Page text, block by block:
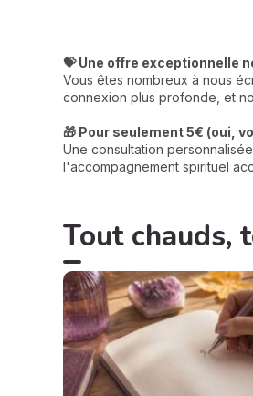
💝 Une offre exceptionnelle
Vous êtes nombreux à nous
connexion plus profonde, et
🎁 Pour seulement 5€ (oui,
Une consultation
l'accompagnement spirituel
Tout chauds,